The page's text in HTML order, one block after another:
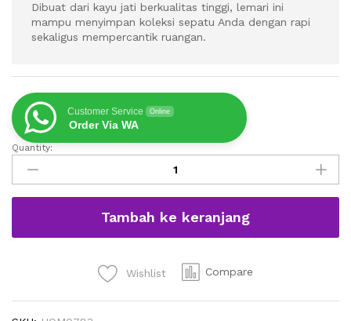
Dibuat dari kayu jati berkualitas tinggi, lemari ini
mampu menyimpan koleksi sepatu Anda dengan rapi
sekaligus mempercantik ruangan.
Customer Service Online
Order Via WA
Lemari
Sepatu
Kayu
Jati
Minimalis
Quantity:
Tambah ke keranjang
Wishlist Compare